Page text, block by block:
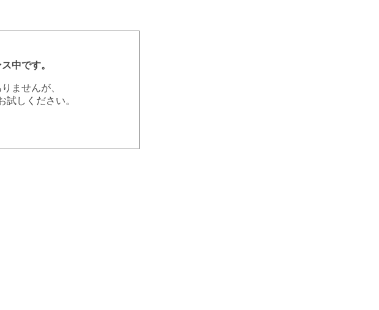
中です。
ませんが、
試しください。